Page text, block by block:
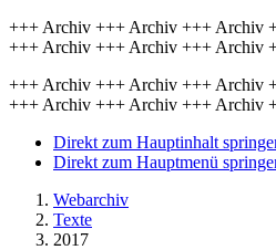
+++ Archiv +++ Archiv +++ Archiv
+++ Archiv +++ Archiv +++ Archiv
+++ Archiv +++ Archiv +++ Archiv
+++ Archiv +++ Archiv +++ Archiv
Direkt zum Hauptinhalt
Direkt zum Hauptmenü
Webarchiv
Texte
2017